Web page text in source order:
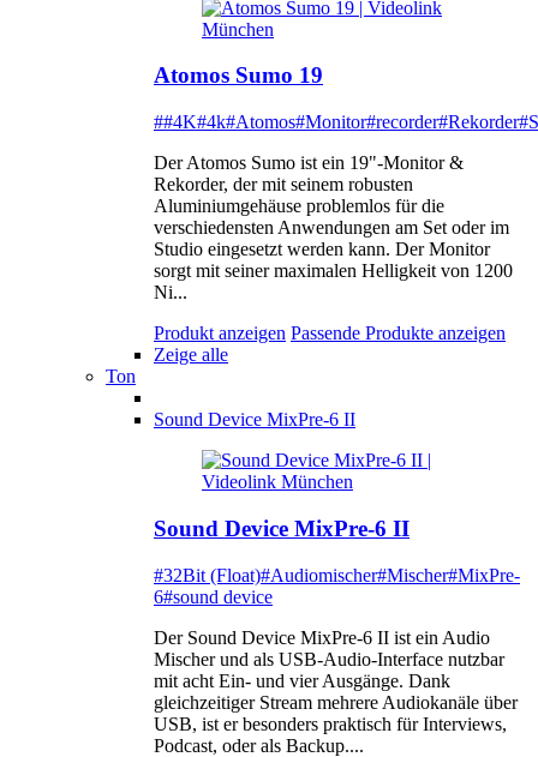
Atomos Sumo 19
##4K#4k#Atomos#Monitor#recorder#Rekorder
Der Atomos Sumo ist ein 19"-Monitor &
Rekorder, der mit seinem robusten
Aluminiumgehäuse problemlos für die
verschiedensten Anwendungen am Set oder im
Studio eingesetzt werden kann. Der Monitor
sorgt mit seiner maximalen Helligkeit von 1200
Ni...
Produkt anzeigen Passende Produkte anzeigen
Zeige alle
Ton
Sound Device MixPre-6 II
Sound Device MixPre-6 II
#32Bit (Float)#Audiomischer#Mischer#MixPre-
6#sound device
Der Sound Device MixPre-6 II ist ein Audio
Mischer und als USB-Audio-Interface nutzbar
mit acht Ein- und vier Ausgänge. Dank
gleichzeitiger Stream mehrere Audiokanäle über
USB, ist er besonders praktisch für Interviews,
Podcast, oder als Backup....